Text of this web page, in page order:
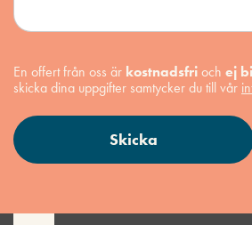
En offert från oss är kostnadsfrioch ej
skicka dina uppgifter samtycker du till vår